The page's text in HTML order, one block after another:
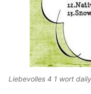
Liebevolles 4 1 wort